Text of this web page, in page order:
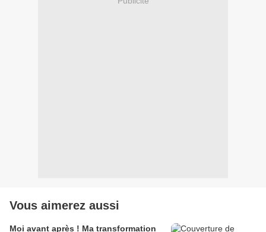
Vous aimerez aussi
Moi avant après ! Ma transformation